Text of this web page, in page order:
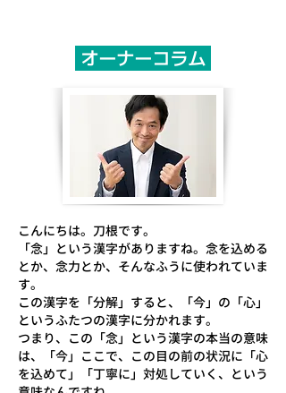
こんにちは。 刀根です。
「念」という漢字がありますね。念を込める
とか、念力とか、そんなふうに使われていま
す。
この漢字を「分解」すると、「今」の「心」
というふたつの漢字に分かれます。
つまり、この「念」という漢字の本当の意味
は、「今」ここで、この目の前の状況に「心
を込めて」「丁寧に」対処していく、という
オーナーコラム